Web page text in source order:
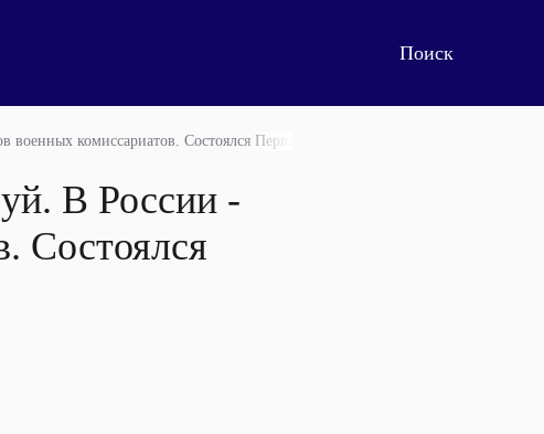
комиссариатов. Состоялся Первый всемирный цыганский конгресс
В России -
Состоялся